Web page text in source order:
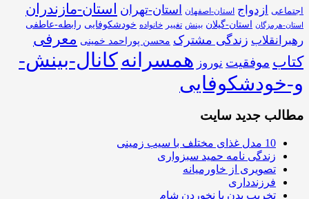
اجتماعی ازدواج استان-اصفهان استان-تهران استان-مازندران
استان-هرمزگان استان-گیلان بینش تغییر خانواده خودشکوفایی رابطه-عاطفی
رهبرانقلاب زندگی مشترک محسن پوراحمد خمینی معرفی
کتاب موفقیت نوروز همسرانهکانال-بینش-
و-خودشکوفایی
مطالب جدید سایت
10 مدل غذای مختلف با سیب زمینی
زندگی نامه حمید سبزواری
تصویری از خاورمیانه
فرزندداری
تخریب بدن با نخوردن شام